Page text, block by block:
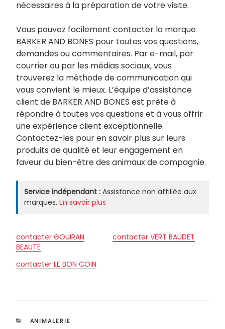
nécessaires à la préparation de votre visite.
Vous pouvez facilement contacter la marque
BARKER AND BONES pour toutes vos questions,
demandes ou commentaires. Par e-mail, par
courrier ou par les médias sociaux, vous
trouverez la méthode de communication qui
vous convient le mieux. L’équipe d’assistance
client de BARKER AND BONES est prête à
répondre à toutes vos questions et à vous offrir
une expérience client exceptionnelle.
Contactez-les pour en savoir plus sur leurs
produits de qualité et leur engagement en
faveur du bien-être des animaux de compagnie.
Service indépendant : Assistance non affiliée aux
marques. En savoir plus
contacter GOUIRAN
BEAUTE
contacter VERT BAUDET
contacter LE BON COIN
CATÉGORIES
ANIMALERIE